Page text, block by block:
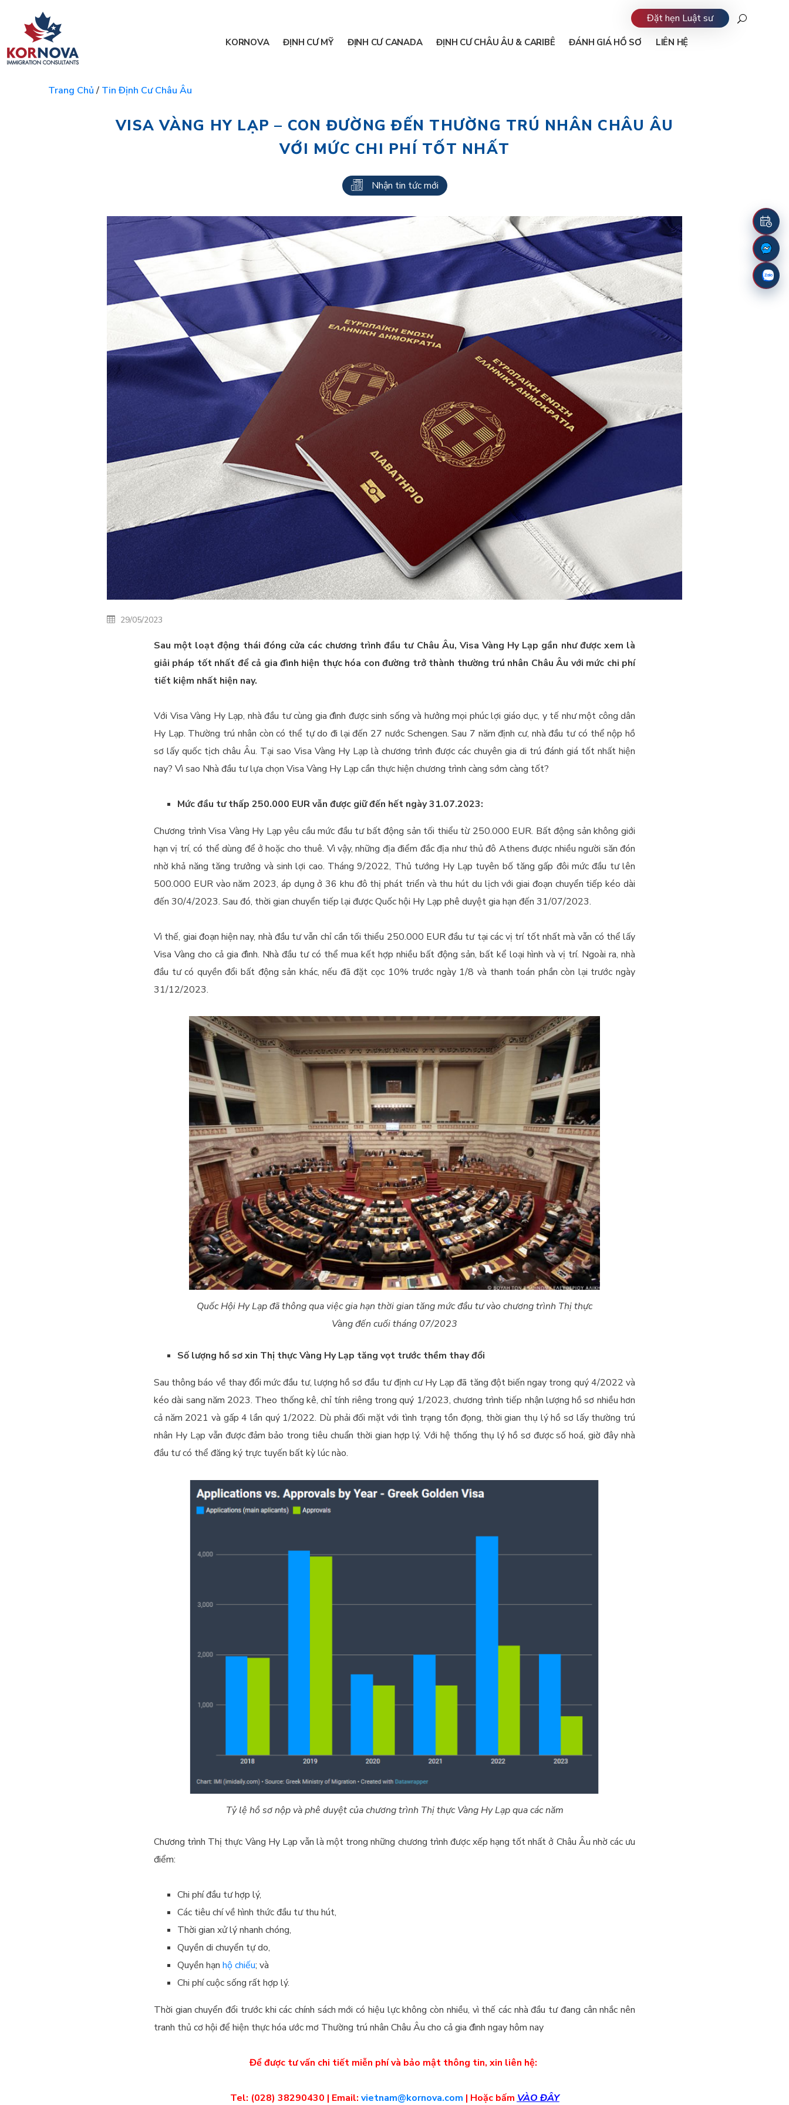
KORNOVA ĐỊNH CƯ MỸ ĐỊNH CƯ CANADA ĐỊNH CƯ CHÂU ÂU & CARIBÊ ĐÁNH GIÁ HỒ SƠ LIÊN HỆ
Đặt hẹn Luật sư
Trang Chủ/ Tin Định Cư Châu Âu
VISA VÀNG HY LẠP – CON ĐƯỜNG ĐẾN THƯỜNG TRÚ NHÂN CHÂU ÂU
VỚI MỨC CHI PHÍ TỐT NHẤT
Nhận tin tức mới
29/05/2023
Sau một loạt động thái đóng cửa các chương trình đầu tư Châu Âu, Visa Vàng Hy Lạp gần như được xem là
giải pháp tốt nhất để cả gia đình hiện thực hóa con đường trở thành thường trú nhân Châu Âu với mức chi phí
tiết kiệm nhất hiện nay.
Với Visa Vàng Hy Lạp, nhà đầu tư cùng gia đình được sinh sống và hưởng mọi phúc lợi giáo dục, y tế như một công dân
Hy Lạp. Thường trú nhân còn có thể tự do đi lại đến 27 nước Schengen. Sau 7 năm định cư, nhà đầu tư có thể nộp hồ
sơ lấy quốc tịch châu Âu. Tại sao Visa Vàng Hy Lạp là chương trình được các chuyên gia di trú đánh giá tốt nhất hiện
nay? Vì sao Nhà đầu tư lựa chọn Visa Vàng Hy Lạp cần thực hiện chương trình càng sớm càng tốt?
Mức đầu tư thấp 250.000 EUR vẫn được giữ đến hết ngày 31.07.2023:
Chương trình Visa Vàng Hy Lạp yêu cầu mức đầu tư bất động sản tối thiểu từ 250.000 EUR. Bất động sản không giới
hạn vị trí, có thể dùng để ở hoặc cho thuê. Vì vậy, những địa điểm đắc địa như thủ đô Athens được nhiều người săn đón
nhờ khả năng tăng trưởng và sinh lợi cao. Tháng 9/2022, Thủ tướng Hy Lạp tuyên bố tăng gấp đôi mức đầu tư lên
500.000 EUR vào năm 2023, áp dụng ở 36 khu đô thị phát triển và thu hút du lịch với giai đoạn chuyển tiếp kéo dài
đến 30/4/2023. Sau đó, thời gian chuyển tiếp lại được Quốc hội Hy Lạp phê duyệt gia hạn đến 31/07/2023.
Vì thế, giai đoạn hiện nay, nhà đầu tư vẫn chỉ cần tối thiểu 250.000 EUR đầu tư tại các vị trí tốt nhất mà vẫn có thể lấy
Visa Vàng cho cả gia đình. Nhà đầu tư có thể mua kết hợp nhiều bất động sản, bất kể loại hình và vị trí. Ngoài ra, nhà
đầu tư có quyền đổi bất động sản khác, nếu đã đặt cọc 10% trước ngày 1/8 và thanh toán phần còn lại trước ngày
31/12/2023.
Quốc Hội Hy Lạp đã thông qua việc gia hạn thời gian tăng mức đầu tư vào chương trình Thị thực
Vàng đến cuối tháng 07/2023
Số lượng hồ sơ xin Thị thực Vàng Hy Lạp tăng vọt trước thềm thay đổi
Sau thông báo về thay đổi mức đầu tư, lượng hồ sơ đầu tư định cư Hy Lạp đã tăng đột biến ngay trong quý 4/2022 và
kéo dài sang năm 2023. Theo thống kê, chỉ tính riêng trong quý 1/2023, chương trình tiếp nhận lượng hồ sơ nhiều hơn
cả năm 2021 và gấp 4 lần quý 1/2022. Dù phải đối mặt với tình trạng tồn đọng, thời gian thụ lý hồ sơ lấy thường trú
nhân Hy Lạp vẫn được đảm bảo trong tiêu chuẩn thời gian hợp lý. Với hệ thống thụ lý hồ sơ được số hoá, giờ đây nhà
đầu tư có thể đăng ký trực tuyến bất kỳ lúc nào.
Tỷ lệ hồ sơ nộp và phê duyệt của chương trình Thị thực Vàng Hy Lạp qua các năm
Chương trình Thị thực Vàng Hy Lạp vẫn là một trong những chương trình được xếp hạng tốt nhất ở Châu Âu nhờ các ưu
điểm:
Chi phí đầu tư hợp lý,
Các tiêu chí về hình thức đầu tư thu hút,
Thời gian xử lý nhanh chóng,
Quyền di chuyển tự do,
Quyền hạn hộ chiếu; và
Chi phí cuộc sống rất hợp lý.
Thời gian chuyển đổi trước khi các chính sách mới có hiệu lực không còn nhiều, vì thế các nhà đầu tư đang cân nhắc nên
tranh thủ cơ hội để hiện thực hóa ước mơ Thường trú nhân Châu Âu cho cả gia đình ngay hôm nay
Để được tư vấn chi tiết miễn phí và bảo mật thông tin, xin liên hệ:
Tel: (028) 38290430 | Email: vietnam@kornova.com | Hoặc bấm VÀO ĐÂY